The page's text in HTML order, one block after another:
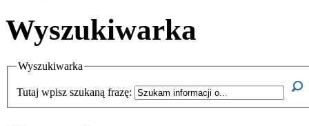
Wyszukiwarka
Wyszukiwarka
Tutaj wpisz szukaną frazę: